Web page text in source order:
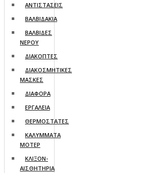
ΑΝΤΙΣΤΑΣΕΙΣ
ΒΑΛΒΙΔΑΚΙΑ
ΒΑΛΒΙΔΕΣ
ΝΕΡΟΥ
ΔΙΑΚΟΠΤΕΣ
ΔΙΑΚΟΣΜΗΤΙΚΕΣ
ΜΑΣΚΕΣ
ΔΙΑΦΟΡΑ
ΕΡΓΑΛΕΙΑ
ΘΕΡΜΟΣΤΑΤΕΣ
ΚΑΛΥΜΜΑΤΑ
ΜΟΤΕΡ
ΚΛΙΞΟΝ-
ΑΙΣΘΗΤΗΡΙΑ